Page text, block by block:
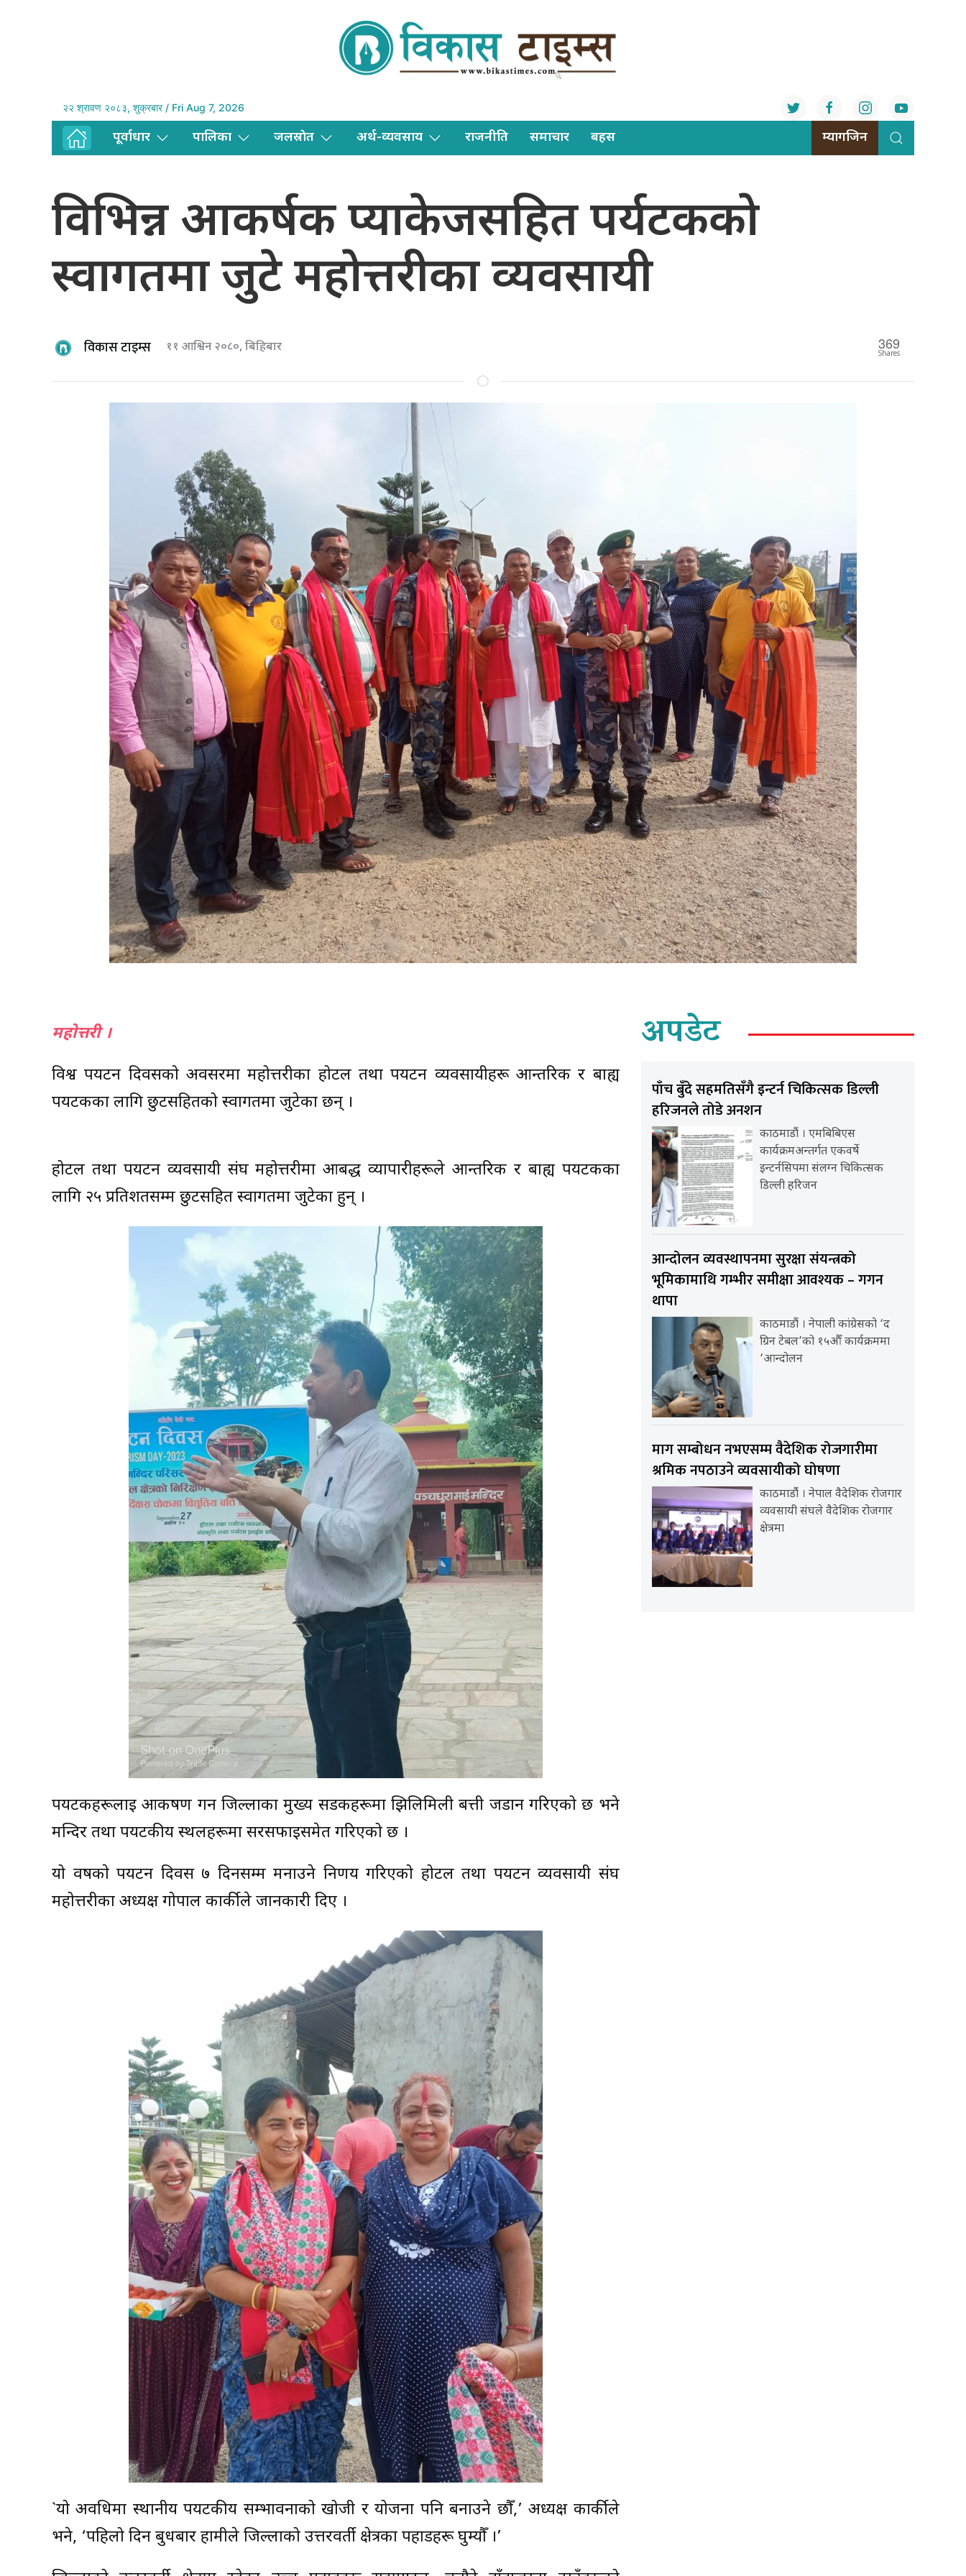
२२ श्रावण २०८३, शुक्रबार / Fri Aug 7, 2026
पूर्वाधार पालिका जलस्राेत अर्थ-व्यवसाय राजनीति समाचार बहस म्यागजिन
विभिन्न आकर्षक प्याकेजसहित पर्यटककाे
स्वागतमा जुटे महाेत्तरीका व्यवसायी
विकास टाइम्स ११ आश्विन २०८०, बिहिबार 369
Shares
महाेत्तरी ।
विश्व पर्यटन दिवसको अवसरमा महोत्तरीका होटल तथा पर्यटन व्यवसायीहरू आन्तरिक र बाह्य
पर्यटकका लागि छुटसहितको स्वागतमा जुटेका छन् ।
होटल तथा पर्यटन व्यवसायी संघ महोत्तरीमा आबद्ध व्यापारीहरूले आन्तरिक र बाह्य पर्यटकका
लागि २५ प्रतिशतसम्म छुटसहित स्वागतमा जुटेका हुन् ।
पर्यटकहरूलाई आकर्षण गर्न जिल्लाका मुख्य सडकहरूमा झिलिमिली बत्ती जडान गरिएको छ भने
मन्दिर तथा पर्यटकीय स्थलहरूमा सरसफाइसमेत गरिएको छ ।
यो वर्षकाे पर्यटन दिवस ७ दिनसम्म मनाउने निर्णय गरिएको होटल तथा पर्यटन व्यवसायी संघ
महोत्तरीका अध्यक्ष गोपाल कार्कीले जानकारी दिए ।
`यो अवधिमा स्थानीय पर्यटकीय सम्भावनाको खोजी र योजना पनि बनाउने छौँ,’ अध्यक्ष कार्कीले
भने, ‘पहिलो दिन बुधबार हामीले जिल्लाको उत्तरवर्ती क्षेत्रका पहाडहरू घुम्यौँ ।’
अपडेट
पाँच बुँदे सहमतिसँगै इन्टर्न चिकित्सक डिल्ली
हरिजनले तोडे अनशन
काठमाडौं । एमबिबिएस
कार्यक्रमअन्तर्गत एकवर्षे
इन्टर्नसिपमा संलग्न चिकित्सक
डिल्ली हरिजन
आन्दोलन व्यवस्थापनमा सुरक्षा संयन्त्रको
भूमिकामाथि गम्भीर समीक्षा आवश्यक – गगन
थापा
काठमाडौं । नेपाली कांग्रेसको ‘द
ग्रिन टेबल’को १५औँ कार्यक्रममा
‘आन्दोलन
माग सम्बोधन नभएसम्म वैदेशिक रोजगारीमा
श्रमिक नपठाउने व्यवसायीको घोषणा
काठमाडौंं । नेपाल वैदेशिक रोजगार
व्यवसायी संघले वैदेशिक रोजगार
क्षेत्रमा